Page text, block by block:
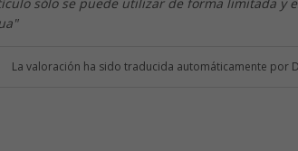
sólo se puede utilizar de forma limitada y
La valoración ha sido traducida automáticamente por